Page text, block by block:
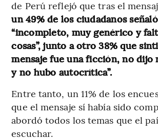
de Perú reflejó que tras el
un 49% de los ciudadanos
“incompleto, muy genérico y
cosas”, junto a otro 38% que
mensaje fue una ficción, no dijo
y no hubo autocrítica”.
Entre tanto, un 11% de los
que el mensaje sí había sido
abordó todos los temas que el
escuchar.